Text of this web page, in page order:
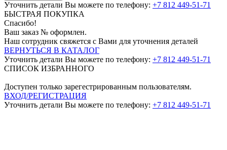
Уточнить детали Вы можете по телефону: +7 812 449-51-71
БЫСТРАЯ ПОКУПКА
Спасибо!
Ваш заказ № оформлен.
Наш сотрудник свяжется с Вами для уточнения деталей
ВЕРНУТЬСЯ В КАТАЛОГ
Уточнить детали Вы можете по телефону: +7 812 449-51-71
СПИСОК ИЗБРАННОГО
Доступен только зарегестрированным пользователям.
ВХОД/РЕГИСТРАЦИЯ
Уточнить детали Вы можете по телефону: +7 812 449-51-71